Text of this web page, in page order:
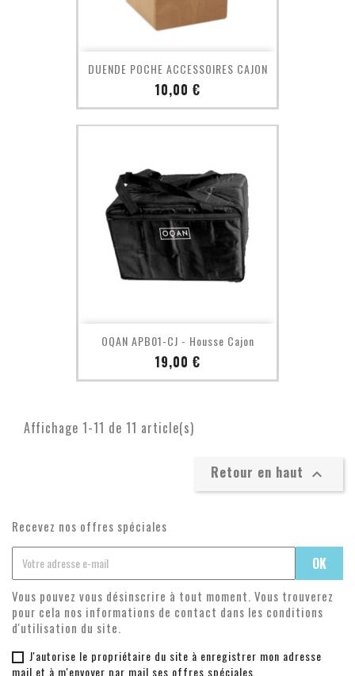
DUENDE POCHE ACCESSOIRES CAJON
Prix
10,00 €
OQAN APB01-CJ - Housse Cajon
Prix
19,00 €
Affichage 1-11 de 11 article(s)
Retour en haut 
Recevez nos offres spéciales
Vous pouvez vous désinscrire à tout moment. Vous trouverez
pour cela nos informations de contact dans les conditions
d'utilisation du site.
J'autorise le propriétaire du site à enregistrer mon adresse
mail et à m'envoyer par mail ses offres spéciales.